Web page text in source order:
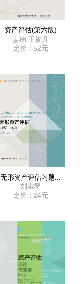
资产评估(第六版)
姜楠 王景升
定价：52元
无形资产评估习题...
刘淑琴
定价：24元